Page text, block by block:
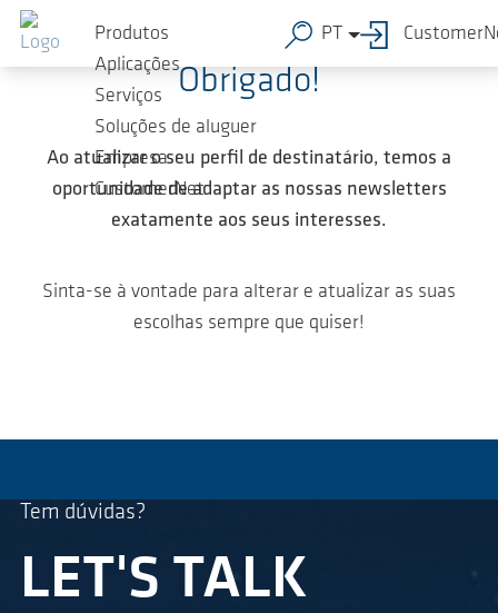
Ir para o conteúdo principal
Produtos
Aplicações
Serviços
Soluções de aluguer
Empresa
CustomerNet
PT
Obrigado!
Ao atualizar o seu perfil de destinatário, temos a
oportunidade de adaptar as nossas newsletters
exatamente aos seus interesses.
Sinta-se à vontade para alterar e atualizar as suas
escolhas sempre que quiser!
Tem dúvidas?
LET'S TALK